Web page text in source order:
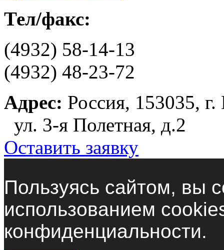
Тел/факс:
(4932) 58-14-13
(4932) 48-23-72
Адрес: Россия, 153035,
ул. 3-я Полетная, д.2
Оставить заявку
Пользуясь сайтом, вы
использованием
конфиденциальности.